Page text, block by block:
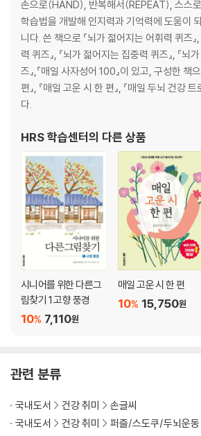
노래 부르며 완성하는 가로세로 십자말풀이
트로트 상식 (642) 62
헤아릴 수 없이 수많은 밤을
옥경이 태진아 64
내 나이가 어때서 오승근 66
돌아와요 부산항에 조용필 72
남행열차 김수희 78
어머나 장윤정 82
동백 아가씨 이미자 88
찐이야 영탁 90
천 년 바위 이찬원 94
이제 나만 믿어요 임영웅 98
황포돛대 이미자 104
가지 마오 나훈아 106
사랑이 이런 건가요 임영웅 108
막걸리 한 잔 영탁 112
어차피 인생이란 한 번뿐인데
갈무리 나훈아 120
어느 60대 노부부 이야기 임영웅 122
손으로(HAND), 반복해서(REPEAT), 스스
학습법을 개발해 인지력과 기억력에 도움이
니다. 쓴 책으로 『뇌가 젊어지는 어휘력 퀴즈』
력 퀴즈』, 『뇌가 젊어지는 집중력 퀴즈』, 『뇌
즈』,『매일 사자성어 100』이 있고, 구성한 책
편』, 『매일 고운 시 한 편』, 『매일 두뇌 건강
다.
HRS 학습센터의 다른 상품
시니어를 위한 다른그
림찾기 1 고향 풍경
7,110원
10%
매일 고운 시 한 편
15,750원
10%
관련 분류
국내도서 건강 취미
손글씨
국내도서
건강 취미 퍼즐/스도쿠/두뇌운동